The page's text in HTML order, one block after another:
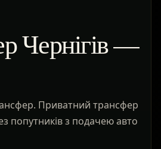
Чернігів —
Приватний трансфер
попутників з подачею авто